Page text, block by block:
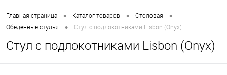
Главная страница • Каталог товаров • Столовая •
Обеденные стулья • Стул с подлокотниками Lisbon (Onyx)
Стул с подлокотниками Lisbon (Onyx)